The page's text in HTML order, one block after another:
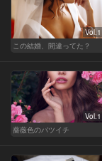
Vol.1
この結婚、間違ってた？
Vol.1
薔薇色のバツイチ